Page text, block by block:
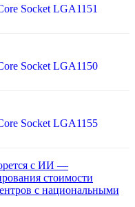
Socket LGA1151
Socket LGA1150
Socket LGA1155
с ИИ —
стоимости
с национальными